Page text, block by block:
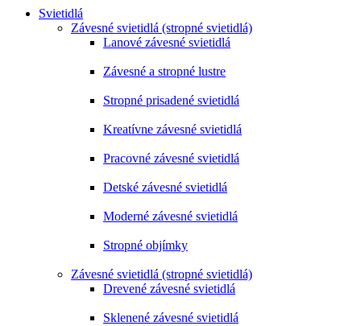
Svietidlá
Závesné svietidlá (stropné svietidlá)
Lanové závesné svietidlá
Závesné a stropné lustre
Stropné prisadené svietidlá
Kreatívne závesné svietidlá
Pracovné závesné svietidlá
Detské závesné svietidlá
Moderné závesné svietidlá
Stropné objímky
Závesné svietidlá (stropné svietidlá)
Drevené závesné svietidlá
Sklenené závesné svietidlá